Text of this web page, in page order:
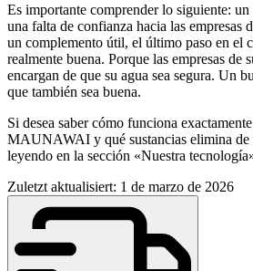
Es importante comprender lo siguiente:
una falta de confianza hacia las empresas
un complemento útil, el último paso en el
realmente buena. Porque las empresas de
encargan de que su agua sea segura. Un
que también sea buena.
Si desea saber cómo funciona
MAUNAWAI y qué sustancias elimina de
leyendo en la sección «Nuestra
Zuletzt aktualisiert: 1 de marzo de 2026